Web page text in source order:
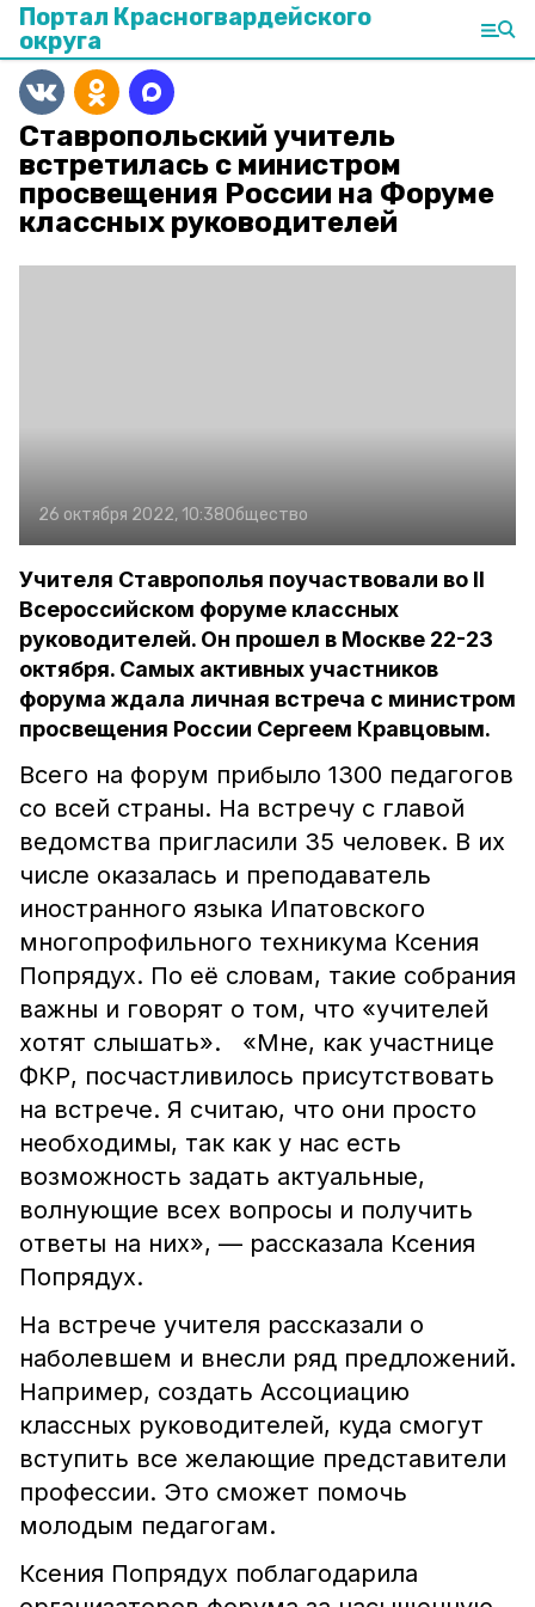
Портал Красногвардейского
округа
Ставропольский учитель
встретилась с министром
просвещения России на Форуме
классных руководителей
26 октября 2022, 10:38Общество
Учителя Ставрополья поучаствовали во II
Всероссийском форуме классных
руководителей. Он прошел в Москве 22-23
октября. Самых активных участников
форума ждала личная встреча с министром
просвещения России Сергеем Кравцовым.
Всего на форум прибыло 1300 педагогов
со всей страны. На встречу с главой
ведомства пригласили 35 человек. В их
числе оказалась и преподаватель
иностранного языка Ипатовского
многопрофильного техникума Ксения
Попрядух. По её словам, такие собрания
важны и говорят о том, что «учителей
хотят слышать». «Мне, как участнице
ФКР, посчастливилось присутствовать
на встрече. Я считаю, что они просто
необходимы, так как у нас есть
возможность задать актуальные,
волнующие всех вопросы и получить
ответы на них», — рассказала Ксения
Попрядух.
На встрече учителя рассказали о
наболевшем и внесли ряд предложений.
Например, создать Ассоциацию
классных руководителей, куда смогут
вступить все желающие представители
профессии. Это сможет помочь
молодым педагогам.
Ксения Попрядух поблагодарила